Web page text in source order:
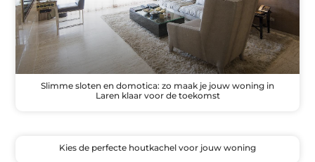
Slimme sloten en domotica: zo maak je jouw woning in
Laren klaar voor de toekomst
Kies de perfecte houtkachel voor jouw woning